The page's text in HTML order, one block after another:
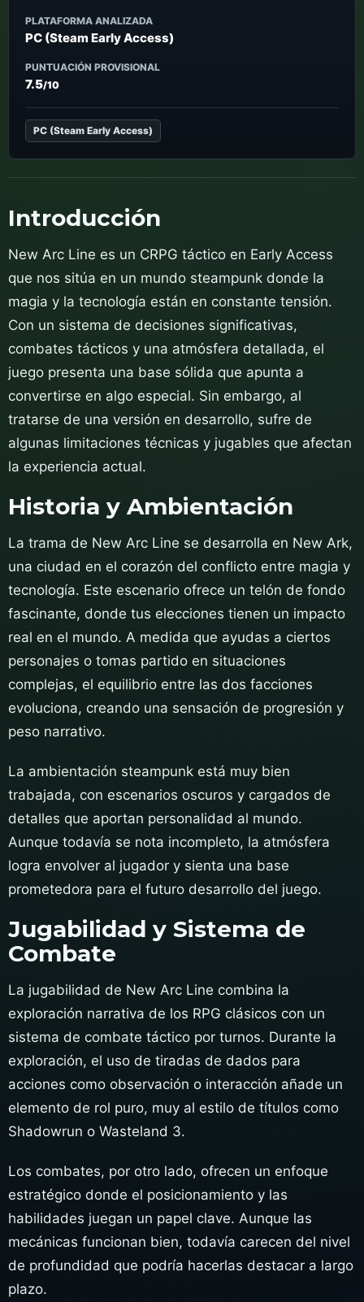
PLATAFORMA ANALIZADA
PC (Steam Early Access)
PUNTUACIÓN PROVISIONAL
7.5/10
PC (Steam Early Access)
Introducción
New Arc Line es un CRPG táctico en Early Access
que nos sitúa en un mundo steampunk donde la
magia y la tecnología están en constante tensión.
Con un sistema de decisiones significativas,
combates tácticos y una atmósfera detallada, el
juego presenta una base sólida que apunta a
convertirse en algo especial. Sin embargo, al
tratarse de una versión en desarrollo, sufre de
algunas limitaciones técnicas y jugables que afectan
la experiencia actual.
Historia y Ambientación
La trama de New Arc Line se desarrolla en New Ark,
una ciudad en el corazón del conflicto entre magia y
tecnología. Este escenario ofrece un telón de fondo
fascinante, donde tus elecciones tienen un impacto
real en el mundo. A medida que ayudas a ciertos
personajes o tomas partido en situaciones
complejas, el equilibrio entre las dos facciones
evoluciona, creando una sensación de progresión y
peso narrativo.
La ambientación steampunk está muy bien
trabajada, con escenarios oscuros y cargados de
detalles que aportan personalidad al mundo.
Aunque todavía se nota incompleto, la atmósfera
logra envolver al jugador y sienta una base
prometedora para el futuro desarrollo del juego.
Jugabilidad y Sistema de
Combate
La jugabilidad de New Arc Line combina la
exploración narrativa de los RPG clásicos con un
sistema de combate táctico por turnos. Durante la
exploración, el uso de tiradas de dados para
acciones como observación o interacción añade un
elemento de rol puro, muy al estilo de títulos como
Shadowrun o Wasteland 3.
Los combates, por otro lado, ofrecen un enfoque
estratégico donde el posicionamiento y las
habilidades juegan un papel clave. Aunque las
mecánicas funcionan bien, todavía carecen del nivel
de profundidad que podría hacerlas destacar a largo
plazo.